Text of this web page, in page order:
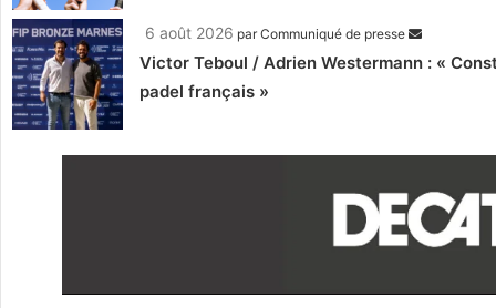
6 août 2026 parCommuniqué de presse
Victor Teboul / Adrien Westermann : «
padel français »